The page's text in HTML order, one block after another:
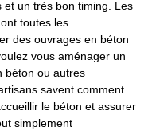
et un très bon timing. Les
toutes les
des ouvrages en béton
vous aménager un
béton ou autres
savent comment
le béton et assurer
simplement